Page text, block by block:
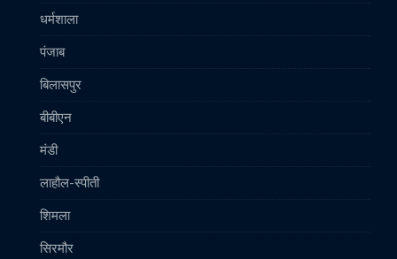
धर्मशाला
पंजाब
बिलासपुर
बीबीएन
मंडी
लाहौल-स्पीती
शिमला
सिरमौर